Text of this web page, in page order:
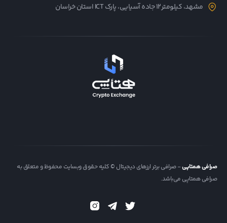
مشهد، کیلومتر12 جاده آسیایی، پارک ICT استان خراسان
صرافی همتاپی- صرافی برتر ارزهای دیجیتال © کلیه حقوق وبسایت محفوظ و متعلق به
صرافی همتاپی می‌باشد.